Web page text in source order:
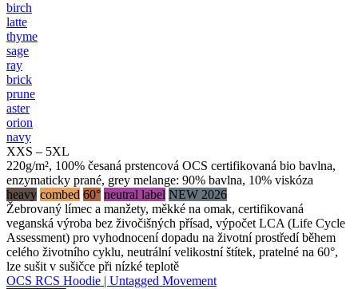
birch
latte
thyme
sage
ray
brick
prune
aster
orion
navy
XXS – 5XL
220g/m², 100% česaná prstencová OCS certifikovaná bio bavlna,
enzymaticky prané, grey melange: 90% bavlna, 10% viskóza
heavy combed 60° neutral label NEW 2026
Žebrovaný límec a manžety, měkké na omak, certifikovaná
veganská výroba bez živočišných přísad, výpočet LCA (Life Cycle
Assessment) pro vyhodnocení dopadu na životní prostředí během
celého životního cyklu, neutrální velikostní štítek, pratelné na 60°,
lze sušit v sušičce při nízké teplotě
OCS RCS Hoodie | Untagged Movement